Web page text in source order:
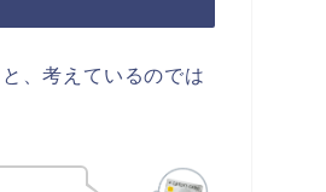
、考えているのでは